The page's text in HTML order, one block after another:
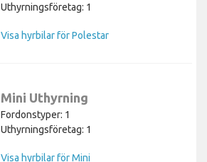
Uthyrningsföretag: 1
Visa hyrbilar för Polestar
Mini Uthyrning
Fordonstyper: 1
Uthyrningsföretag: 1
Visa hyrbilar för Mini